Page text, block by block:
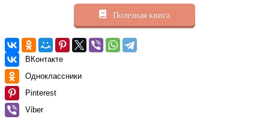
Полезная книга
ВКонтакте
Одноклассники
Pinterest
Viber